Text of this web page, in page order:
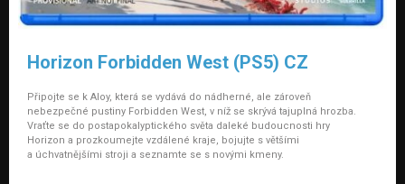
Horizon Forbidden West (PS5) CZ
Připojte se k Aloy, která se vydává do nádherné, ale zároveň
nebezpečné pustiny Forbidden West, v níž se skrývá tajuplná hrozba.
Vraťte se do postapokalyptického světa daleké budoucnosti hry
Horizon a prozkoumejte vzdálené kraje, bojujte s většími
a úchvatnějšími stroji a seznamte se s novými kmeny.